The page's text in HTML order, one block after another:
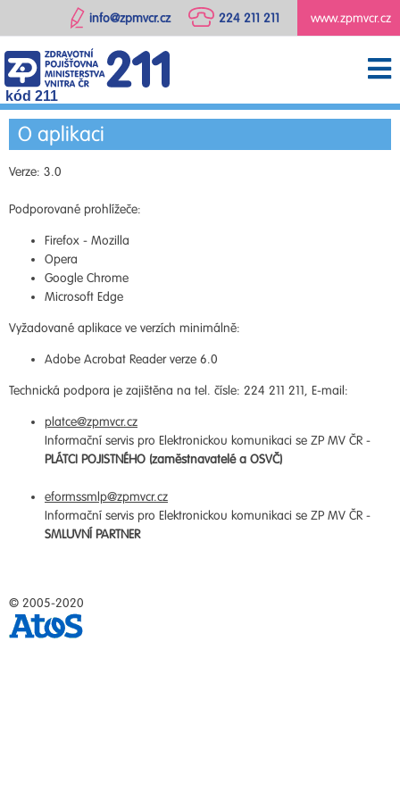
www.zpmvcr.cz
224 211 211
info@zpmvcr.cz
kód 211
O aplikaci
Verze: 3.0
Podporované prohlížeče:
Firefox - Mozilla
Opera
Google Chrome
Microsoft Edge
Vyžadované aplikace ve verzích minimálně:
Adobe Acrobat Reader verze 6.0
Technická podpora je zajištěna na tel. čísle: 224 211 211, E-mail:
platce@zpmvcr.cz
Informační servis pro Elektronickou komunikaci se ZP MV ČR -
PLÁTCI POJISTNÉHO (zaměstnavatelé a OSVČ)
eformssmlp@zpmvcr.cz
Informační servis pro Elektronickou komunikaci se ZP MV ČR -
SMLUVNÍ PARTNER
© 2005-2020